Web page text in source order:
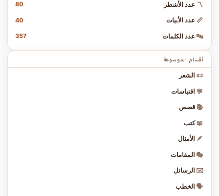
〽️ عدد الأشطر 80
📏 عدد الأبيات 40
🔤 عدد الكلمات 357
أقسام الموسوعة
📜 الشعر
💬 اقتباسات
📚 قصص
📖 كتب
🪶 الأمثال
🎭 المقامات
✉️ الرسائل
🗣️ الخطب